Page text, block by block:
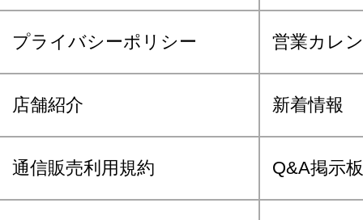
プライバシーポリシー 営業カレ
店舗紹介 新着情報
通信販売利用規約 Q&A掲示板